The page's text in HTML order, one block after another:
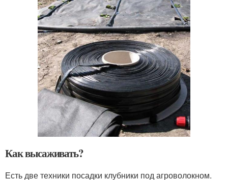
Как высаживать?
Есть две техники посадки клубники под агроволокном.